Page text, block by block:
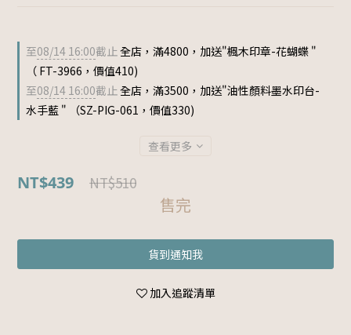
至08/14 16:00截止全店，滿4800，加送"楓木印章-花蝴蝶 "
（ FT-3966，價值410)
至08/14 16:00截止全店，滿3500，加送"油性顏料墨水印台-
水手藍 " （SZ-PIG-061，價值330)
查看更多
NT$439 NT$510
售完
貨到通知我
加入追蹤清單